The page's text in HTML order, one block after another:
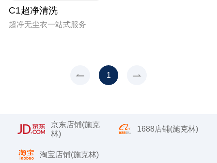
C1超净清洗
超净无尘衣一站式服务
1
京东店铺(施克
林)
1688店铺(施克林)
淘宝店铺(施克林)